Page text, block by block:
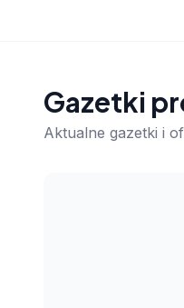
Gazetki
Aktualne gazetki i